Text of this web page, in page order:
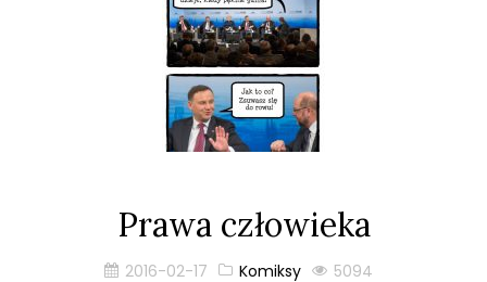
Prawa człowieka
2016-02-17 Komiksy 5094